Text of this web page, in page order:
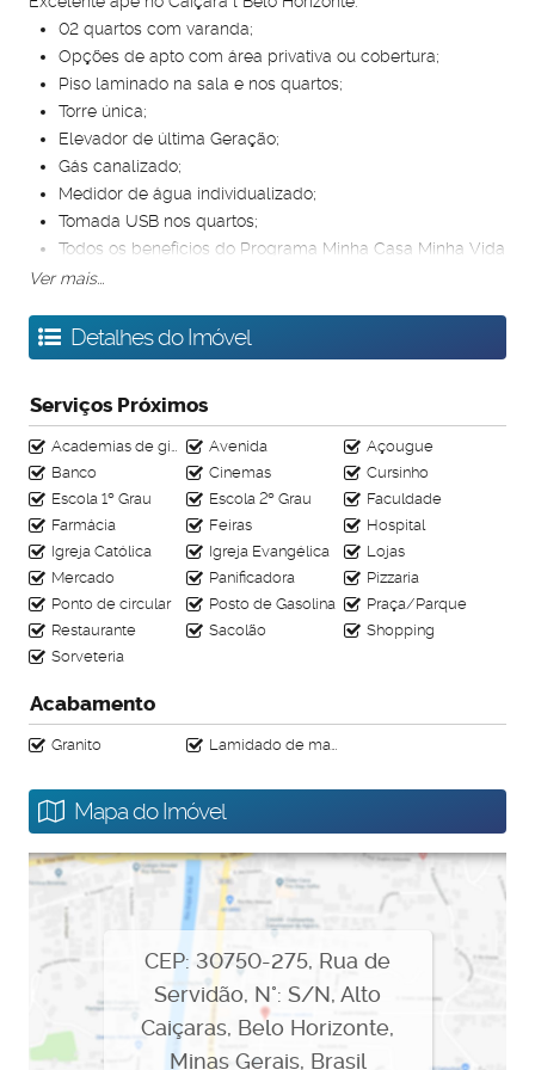
02 quartos com varanda;
Opções de apto com área privativa ou cobertura;
Piso laminado na sala e nos quartos;
Torre única;
Elevador de última Geração;
Gás canalizado;
Medidor de água individualizado;
Tomada USB nos quartos;
Todos os benefícios do Programa Minha Casa Minha Vida
- Faixa 3.
Ver mais...
Detalhes do Imóvel
Serviços Próximos
Academias de ginástica Avenida
Açougue
Banco
Cinemas
Cursinho
Escola 1º Grau
Escola 2º Grau
Faculdade
Farmácia
Feiras
Hospital
Igreja Católica
Igreja Evangélica
Lojas
Mercado
Panificadora
Pizzaria
Ponto de circular
Posto de Gasolina
Praça/Parque
Restaurante
Sacolão
Shopping
Sorveteria
Acabamento
Granito Lamidado de madeira
Mapa do Imóvel
CEP: 30750-275, Rua de
Servidão, N°: S/N, Alto
Caiçaras, Belo Horizonte,
Minas Gerais, Brasil